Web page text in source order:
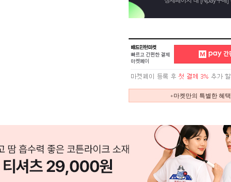
+마켓만의 특별한 혜택